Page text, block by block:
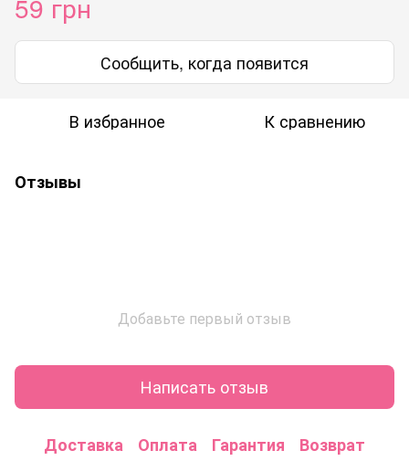
Сообщить, когда появится
В избранное К сравнению
Отзывы
Добавьте первый отзыв
Написать отзыв
Доставка Оплата Гарантия Возврат